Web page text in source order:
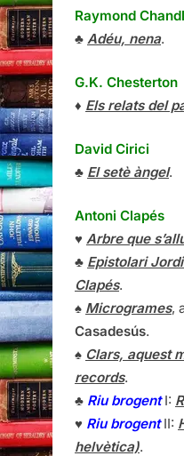
Raymond
♣ Adéu, nena.
G.K. Chesterton
♦ Els relats del
David Cirici
♣ El setè àngel.
Antoni Clapés
♥ Arbre que
♣ Epistolari
Clapés.
♠ Microgrames,
Casadesús.
♠ Clars, aquest
records.
♣ Riu brogentI:
♥ Riu brogentII:
helvètica).